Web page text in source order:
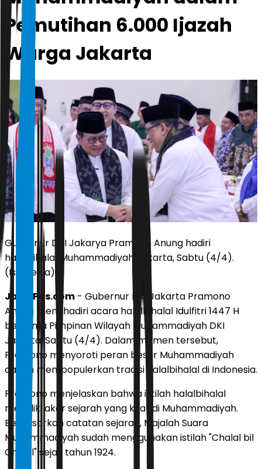
Pemutihan 6.000 Ijazah
Warga Jakarta
Gubernur DKI Jakarya Pramono Anung hadiri
halalbihalal Muhammadiyah Jakarta, Sabtu (4/4).
(Istimewa)
JawaPos.com - Gubernur DKI Jakarta Pramono
Anung menghadiri acara halalbihalal Idulfitri 1447 H
bersama Pimpinan Wilayah Muhammadiyah DKI
Jakarta, Sabtu (4/4). Dalam momen tersebut,
Pramono menyoroti peran besar Muhammadiyah
dalam mempopulerkan tradisi halalbihalal di Indonesia.
Pramono menjelaskan bahwa istilah halalbihalal
memiliki akar sejarah yang kuat di Muhammadiyah.
Berdasarkan catatan sejarah, Majalah Suara
Muhammadiyah sudah menggunakan istilah "Chalal bil
Chalal" sejak tahun 1924.